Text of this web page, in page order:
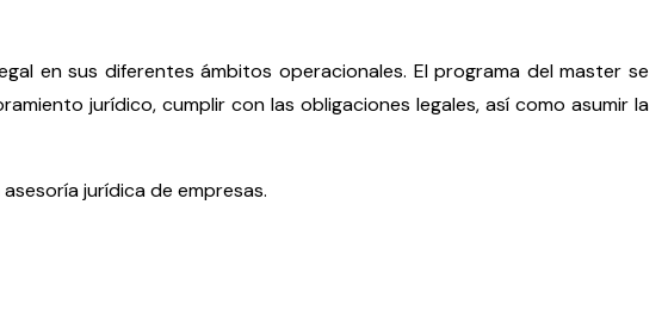
en sus diferentes ámbitos operacionales. El programa del master se
jurídico, cumplir con las obligaciones legales, así como asumir la
jurídica de empresas.